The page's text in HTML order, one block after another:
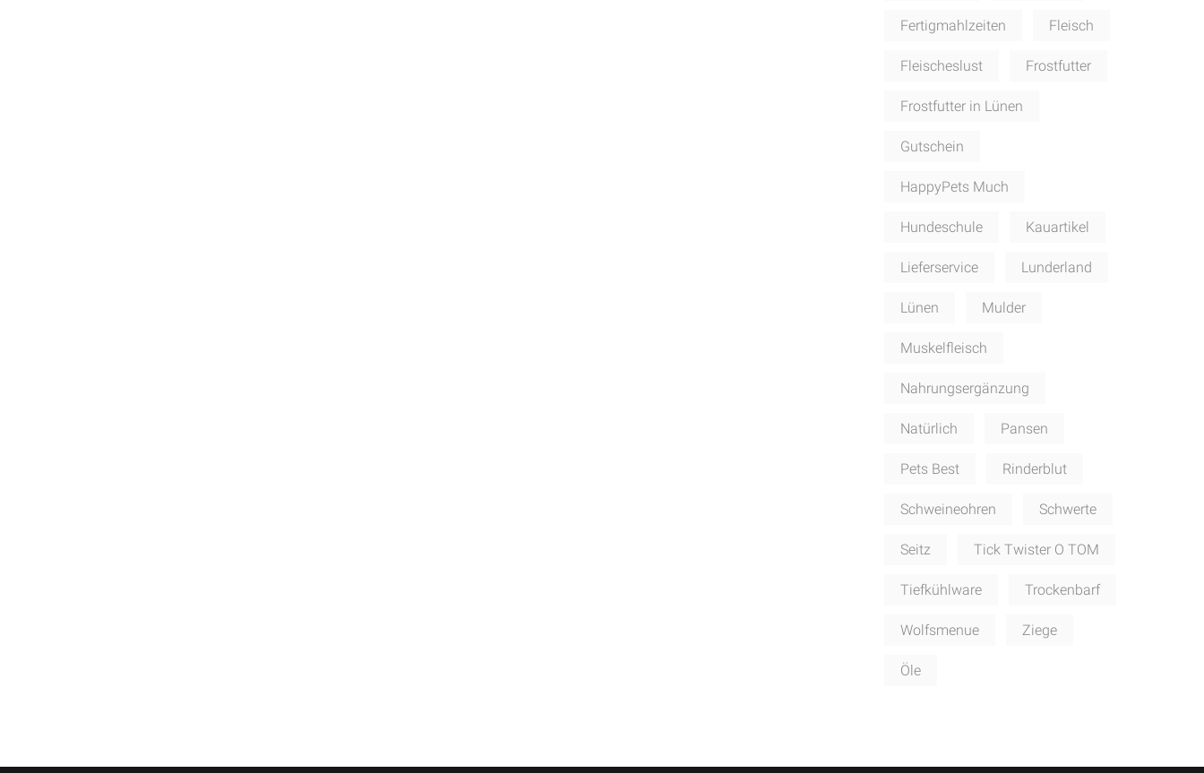
Fertigmahlzeiten Fleisch
Fleischeslust Frostfutter
Frostfutter in Lünen
Gutschein
HappyPets Much
Hundeschule Kauartikel
Lieferservice Lunderland
Lünen Mulder
Muskelfleisch
Nahrungsergänzung
Natürlich Pansen
Pets Best Rinderblut
Schweineohren Schwerte
Seitz Tick Twister O TOM
Tiefkühlware Trockenbarf
Wolfsmenue Ziege
Öle